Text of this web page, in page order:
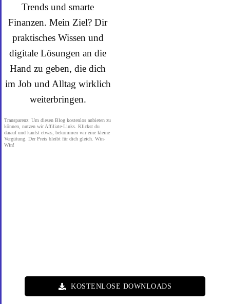
Trends und smarte
Finanzen. Mein Ziel? Dir
praktisches Wissen und
digitale Lösungen an die
Hand zu geben, die dich
im Job und Alltag wirklich
weiterbringen.
Transparenz: Um diesen Blog kostenlos anbieten zu
können, nutzen wir Affiliate-Links. Klickst du
darauf und kaufst etwas, bekommen wir eine kleine
Vergütung. Der Preis bleibt für dich gleich. Win-
Win!
KOSTENLOSE DOWNLOADS